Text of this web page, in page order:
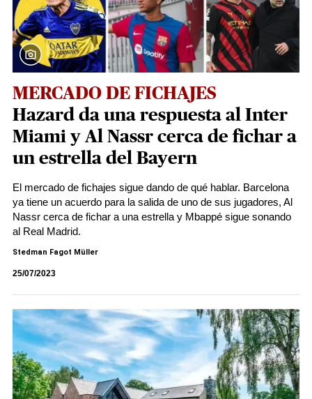
MERCADO DE FICHAJES
Hazard da una respuesta al Inter
Miami y Al Nassr cerca de fichar a
un estrella del Bayern
El mercado de fichajes sigue dando de qué hablar. Barcelona
ya tiene un acuerdo para la salida de uno de sus jugadores, Al
Nassr cerca de fichar a una estrella y Mbappé sigue sonando
al Real Madrid.
Stedman Fagot Müller
25/07/2023